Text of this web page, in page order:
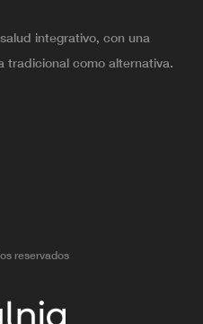
integrativo, con una
tradicional como alternativa.
reservados